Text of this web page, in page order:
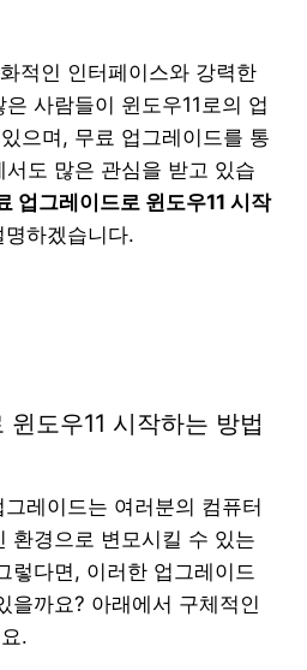
적인 인터페이스와 강력한
사람들이 윈도우11로의 업
으며, 무료 업그레이드를 통
도 많은 관심을 받고 있습
업그레이드로 윈도우11 시작
하겠습니다.
도우11 시작하는 방법
레이드는 여러분의 컴퓨터
환경으로 변모시킬 수 있는
렇다면, 이러한 업그레이드
을까요? 아래에서 구체적인
.